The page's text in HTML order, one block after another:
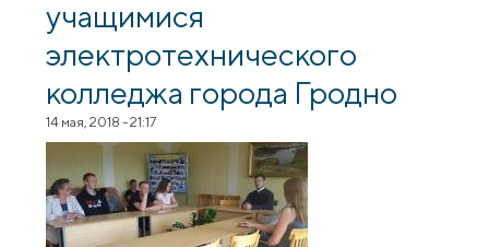
учащимися
электротехнического
колледжа города Гродно
14 мая, 2018 - 21:17